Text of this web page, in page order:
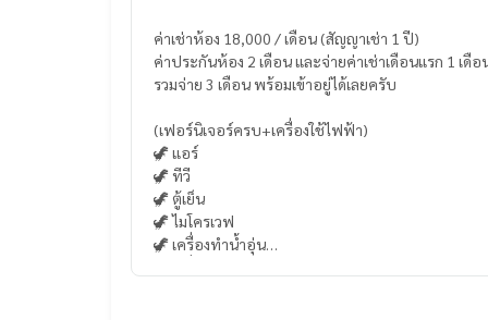
ค่าเช่าห้อง 18,000 / เดือน (สัญญาเช่า 1 ปี)
ค่าประกันห้อง 2 เดือน และจ่ายค่าเช่าเดือนแรก 1 เดือ
รวมจ่าย 3 เดือน พร้อมเข้าอยู่ได้เลยครับ
(เฟอร์นิเจอร์ครบ+เครื่องใช้ไฟฟ้า)
🦖 แอร์
🦖 ทีวี
🦖 ตู้เย็น
🦖 ไมโครเวฟ
🦖 เครื่องทำน้ำอุ่น